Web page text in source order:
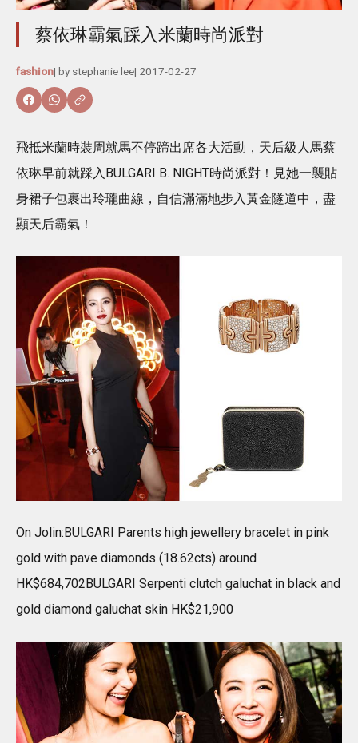
蔡依琳霸氣踩入米蘭時尚派對
fashion| by stephanie lee| 2017-02-27
飛抵米蘭時裝周就馬不停蹄出席各大活動，天后級人馬蔡
依琳早前就踩入BULGARI B. NIGHT時尚派對！見她一襲貼
身裙子包裹出玲瓏曲線，自信滿滿地步入黃金隧道中，盡
顯天后霸氣！
On Jolin:BULGARI Parents high jewellery bracelet in pink
gold with pave diamonds (18.62cts) around
HK$684,702BULGARI Serpenti clutch galuchat in black and
gold diamond galuchat skin HK$21,900